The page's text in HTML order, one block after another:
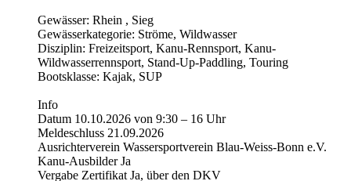
Gewässer: Rhein , Sieg
Gewässerkategorie: Ströme, Wildwasser
Disziplin: Freizeitsport, Kanu-Rennsport, Kanu-
Wildwasserrennsport, Stand-Up-Paddling, Touring
Bootsklasse: Kajak, SUP
Info
Datum 10.10.2026 von 9:30 – 16 Uhr
Meldeschluss 21.09.2026
Ausrichterverein Wassersportverein Blau-Weiss-Bonn e.V.
Kanu-Ausbilder Ja
Vergabe Zertifikat Ja, über den DKV